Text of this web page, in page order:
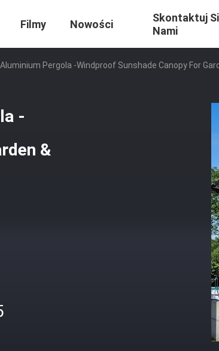
Filmy Nowości
Skontaktuj
Nami
Pergola -Windproof Sunshade Canopy For
-
&